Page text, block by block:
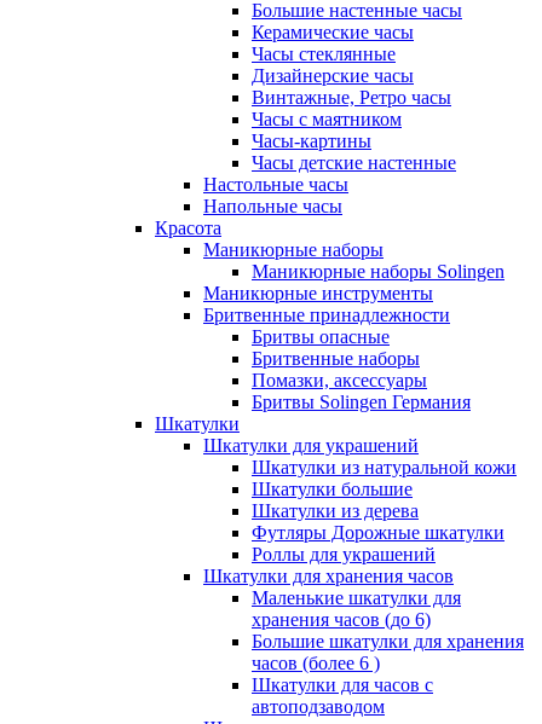
Большие настенные часы
Керамические часы
Часы стеклянные
Дизайнерские часы
Винтажные, Ретро часы
Часы с маятником
Часы-картины
Часы детские настенные
Настольные часы
Напольные часы
Красота
Маникюрные наборы
Маникюрные наборы Solingen
Маникюрные инструменты
Бритвенные принадлежности
Бритвы опасные
Бритвенные наборы
Помазки, аксессуары
Бритвы Solingen Германия
Шкатулки
Шкатулки для украшений
Шкатулки из натуральной кожи
Шкатулки большие
Шкатулки из дерева
Футляры Дорожные шкатулки
Роллы для украшений
Шкатулки для хранения часов
Маленькие шкатулки для
хранения часов (до 6)
Большие шкатулки для хранения
часов (более 6 )
Шкатулки для часов с
автоподзаводом